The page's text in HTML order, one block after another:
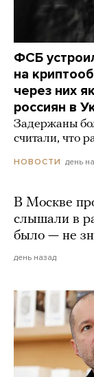
ФСБ
на
через них
россиян в
Задержаны
считали, что
НОВОСТИ день
В Москве
слышали в
было — не
день назад